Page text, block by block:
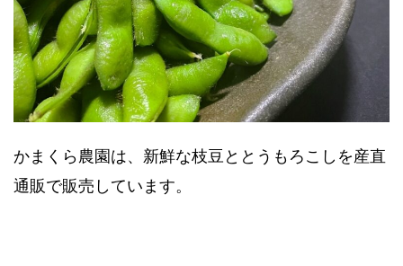
かまくら農園は、新鮮な枝豆ととうもろこしを産直
通販で販売しています。